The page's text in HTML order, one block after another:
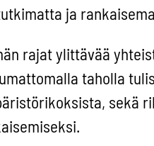
ja
rajat ylittävää
taholla tulisi
sekä